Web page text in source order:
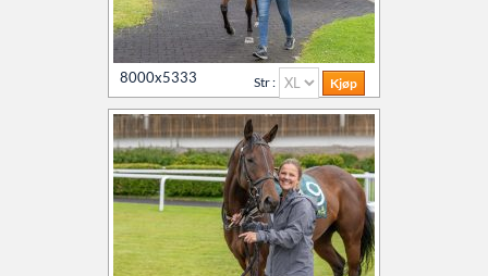
8000x5333 Str :